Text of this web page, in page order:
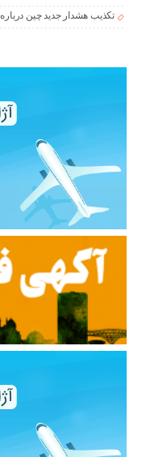
تکذیب هشدار جدید چین